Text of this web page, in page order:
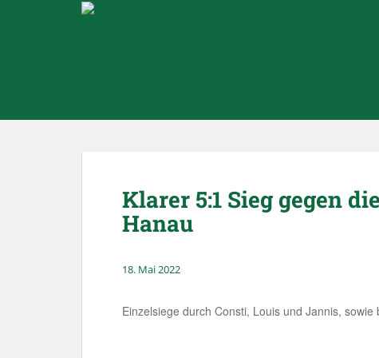
Skip to main content
Klarer 5:1 Sieg gegen
Hanau
18. Mai 2022
Einzelsiege durch Consti, Louis und Jannis,